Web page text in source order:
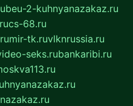
2-kuhnyanazakaz.ru
cs-68.ru
mir-tk.ruvlknrussia.ru
seks.rubankaribi.ru